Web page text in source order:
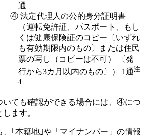
通
④ 法定代理人の公的身分証明書
（運転免許証、パスポート、もし
くは健康保険証のコピー〔いずれ
も有効期限内のもの〕または住民
票の写し（コピーは不可） 〔発
行から3カ月以内のもの〕） 1通注
4
ても確認ができる場合には、④につ
ます。
｢本籍地｣や「マイナンバー」の情報